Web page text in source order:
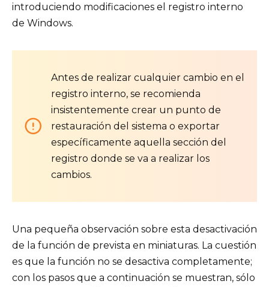
introduciendo modificaciones el registro interno
de Windows.
Antes de realizar cualquier cambio en el
registro interno, se recomienda
insistentemente crear un punto de
restauración del sistema o exportar
específicamente aquella sección del
registro donde se va a realizar los
cambios.
Una pequeña observación sobre esta desactivación
de la función de prevista en miniaturas. La cuestión
es que la función no se desactiva completamente;
con los pasos que a continuación se muestran, sólo